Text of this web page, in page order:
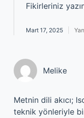
Fikirleriniz
Mart 17, 2025
Melike
Metnin dili akıcı;
teknik yönleriyle